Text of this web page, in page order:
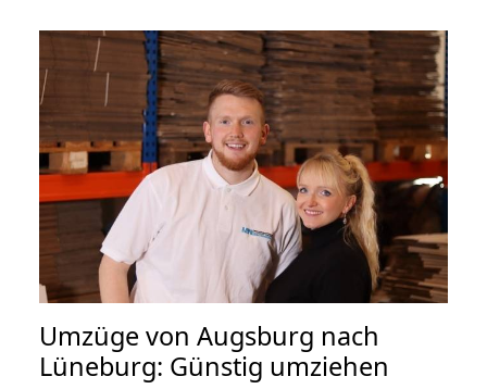
Umzüge von Augsburg nach
Lüneburg: Günstig umziehen